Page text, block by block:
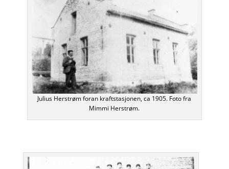
Julius Herstrøm foran kraftstasjonen, ca 1905. Foto fra
Mimmi Herstrøm.